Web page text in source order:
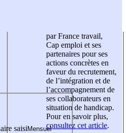
saisi
par France travail,
Cap emploi et ses
partenaires pour ses
actions concrètes en
faveur du recrutement,
de l’intégration et de
l’accompagnement de
ses collaborateurs en
situation de handicap.
Pour en savoir plus,
consultez cet article.